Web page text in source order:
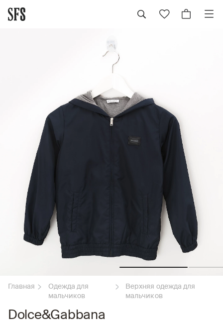
Главная
Одежда для
мальчиков
Верхняя одежда для
мальчиков
Dolce&Gabbana